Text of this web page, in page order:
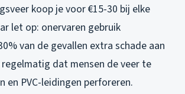
koop je voor €15-30 bij elke
let op: onervaren gebruik
van de gevallen extra schade aan
dat mensen de veer te
en PVC-leidingen perforeren.